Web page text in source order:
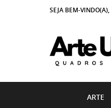
SEJA BEM-VINDO(A),
ARTE